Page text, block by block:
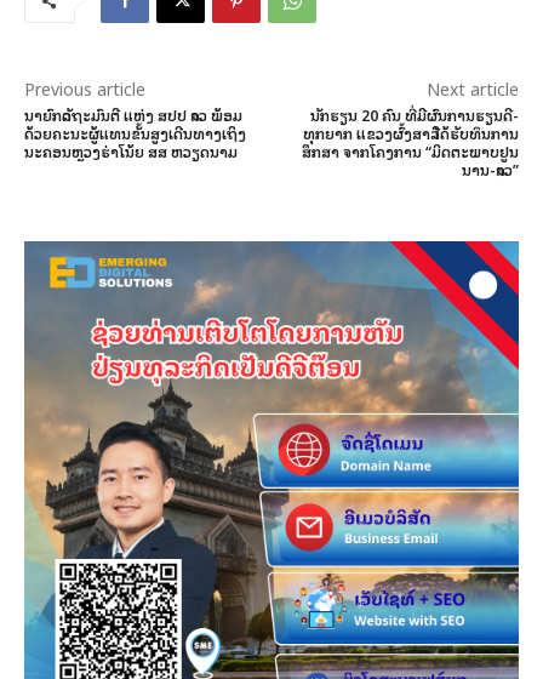
Previous article
ນາຍົກລັດຖະມົນຕີ ແຫ່ງ ສປປ ລາວ ພ້ອມ
ດ້ວຍຄະນະຜູ້ແທນຂັ້ນສູງເດີນທາງເຖິງ
ນະຄອນຫຼວງຮ່າໂນ້ຍ ສສ ຫວຽດນາມ
Next article
ນັກຮຽນ 20 ຄົນ ທີ່ມີຜົນການຮຽນດີ-
ທຸກຍາກ ແຂວງຜົ້ງສາລີ ໄດ້ຮັບທຶນການ
ສຶກສາ ຈາກໂຄງການ “ມິດຕະພາບຢູນ
ນານ-ລາວ”